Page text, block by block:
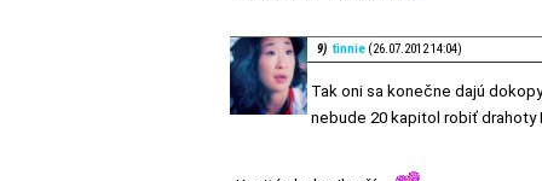
9) tinnie (26.07.2012 14:04)
Tak oni sa konečne dajú
nebude 20 kapitol robiť